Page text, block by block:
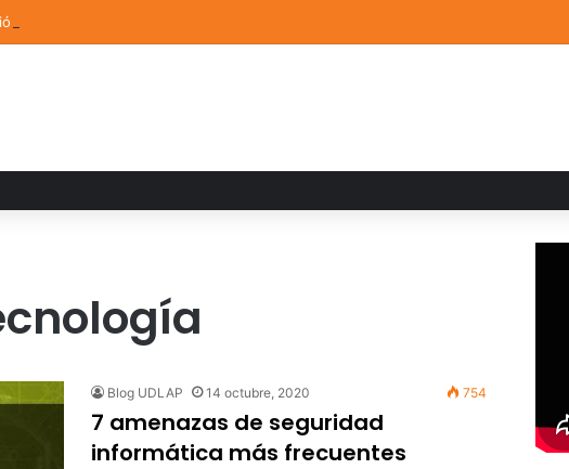
de Arte UDLAP fortalece su acervo con nuevas obras de artistas emergentes y
Blog UDLAP 14 octubre, 2020 754
7 amenazas de seguridad
informática más frecuentes